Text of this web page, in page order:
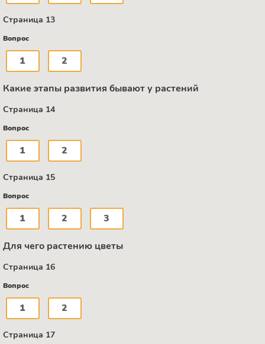
Страница 13
Вопрос
1 2
Какие этапы развития бывают у растений
Страница 14
Вопрос
1 2
Страница 15
Вопрос
1 2 3
Для чего растению цветы
Страница 16
Вопрос
1 2
Страница 17